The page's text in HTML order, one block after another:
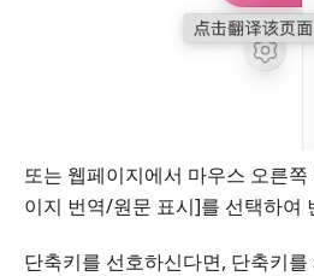
또는 웹페이지에서 마우스 오른
이지 번역/원문 표시]를 선택하여
단축키를 선호하신다면, 단축키